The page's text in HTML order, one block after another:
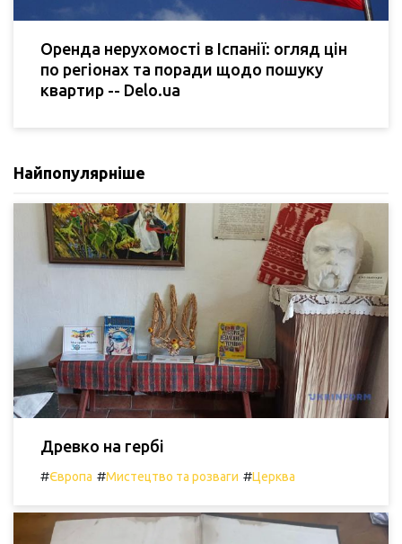
Оренда нерухомості в Іспанії: огляд цін
по регіонах та поради щодо пошуку
квартир -- Delo.ua
Найпопулярніше
Древко на гербі
#Європа #Мистецтво та розваги #Церква